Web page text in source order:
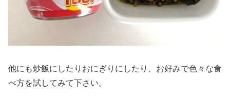
他にも炒飯にしたりおにぎりにしたり、お好みで色々な食
べ方を試してみて下さい。